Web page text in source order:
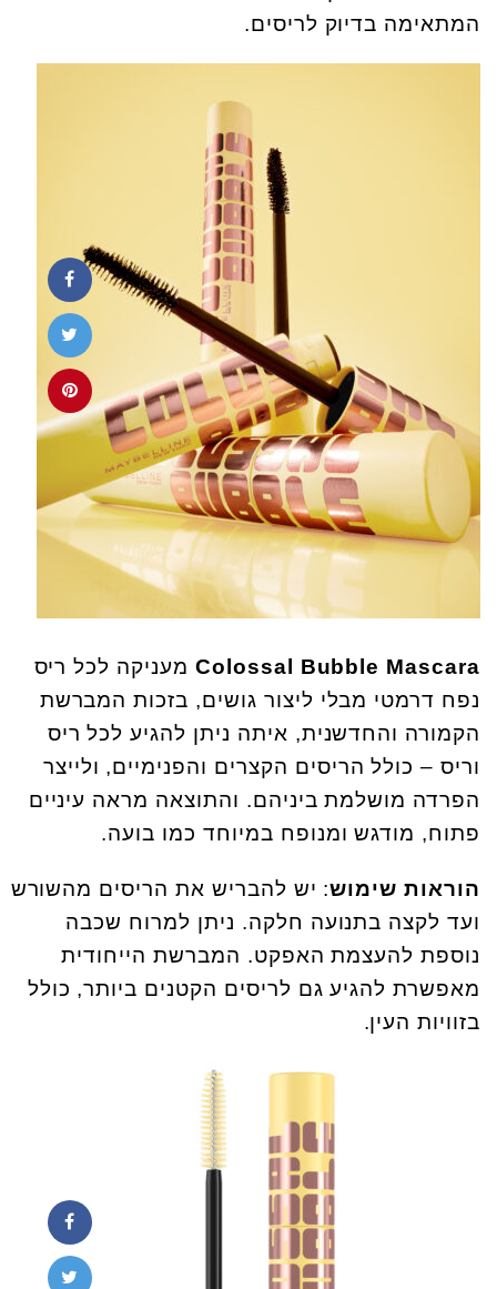
המתאימה בדיוק לריסים.
Colossal Bubble Mascara מעניקה לכל ריס
נפח דרמטי מבלי ליצור גושים, בזכות המברשת
הקמורה והחדשנית, איתה ניתן להגיע לכל ריס
וריס – כולל הריסים הקצרים והפנימיים, ולייצר
הפרדה מושלמת ביניהם. והתוצאה מראה עיניים
פתוח, מודגש ומנופח במיוחד כמו בועה.
הוראות שימוש: יש להבריש את הריסים מהשורש
ועד לקצה בתנועה חלקה. ניתן למרוח שכבה
נוספת להעצמת האפקט. המברשת הייחודית
מאפשרת להגיע גם לריסים הקטנים ביותר, כולל
בזוויות העין.